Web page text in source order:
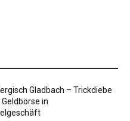
Gladbach – Trickdiebe
in